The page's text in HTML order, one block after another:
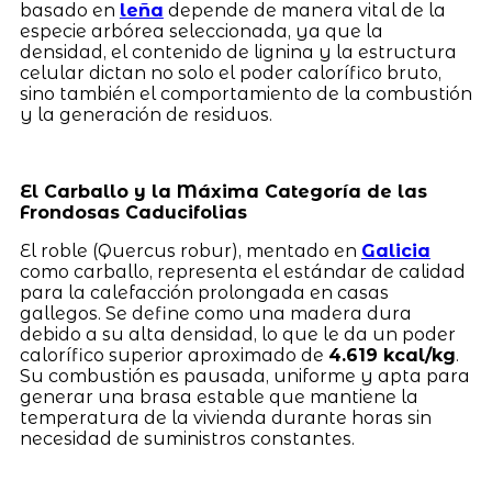
basado en leña depende de manera vital de la
especie arbórea seleccionada, ya que la
densidad, el contenido de lignina y la estructura
celular dictan no solo el poder calorífico bruto,
sino también el comportamiento de la combustión
y la generación de residuos.
El Carballo y la Máxima Categoría de las
Frondosas Caducifolias
El roble (Quercus robur), mentado en Galicia
como carballo, representa el estándar de calidad
para la calefacción prolongada en casas
gallegos. Se define como una madera dura
debido a su alta densidad, lo que le da un poder
calorífico superior aproximado de 4.619 kcal/kg.
Su combustión es pausada, uniforme y apta para
generar una brasa estable que mantiene la
temperatura de la vivienda durante horas sin
necesidad de suministros constantes.